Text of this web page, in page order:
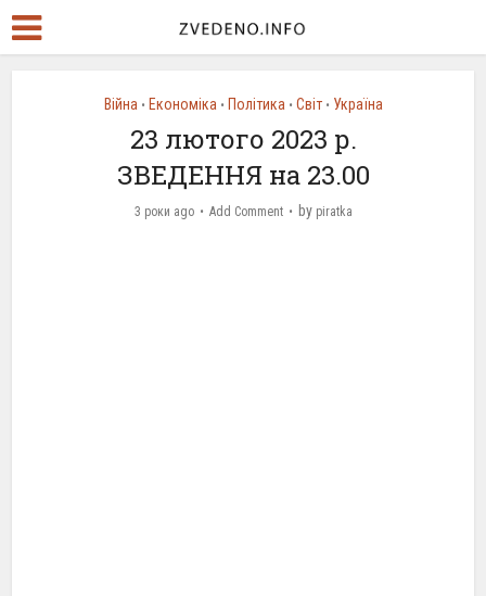
Війна • Економіка • Політика • Світ • Україна
23 лютого 2023 р.
ЗВЕДЕННЯ на 23.00
3 роки ago Add Comment by piratka